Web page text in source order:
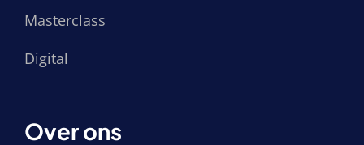
Masterclass
Digital
Over ons